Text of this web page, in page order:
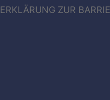
ERKLÄRUNG ZUR